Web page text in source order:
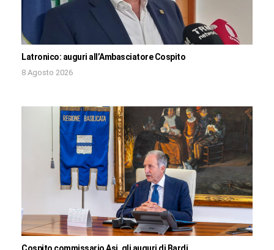
Latronico: auguri all’Ambasciatore Cospito
8 Agosto 2026